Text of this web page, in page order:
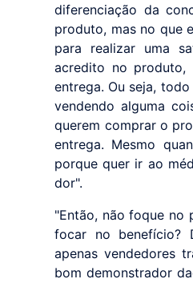
diferenciação da
produto, mas no que
para realizar uma
acredito no
entrega. Ou seja,
vendendo alguma
querem comprar o
entrega. Mesmo
porque quer ir ao
dor".
"Então, não foque no
focar no benefício?
apenas vendedores
bom demonstrador